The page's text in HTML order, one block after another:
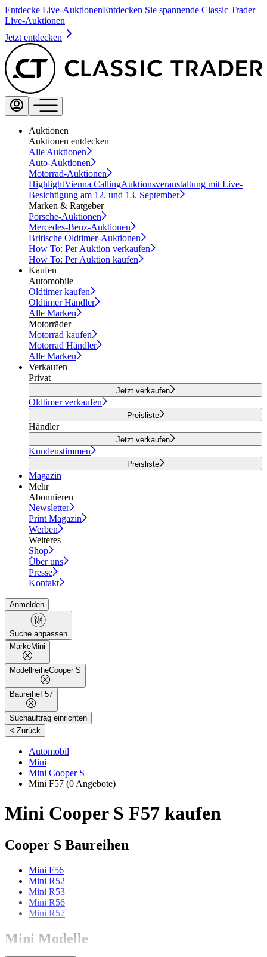
Entdecke Live-AuktionenEntdecken Sie spannende Classic Trader
Live-Auktionen
Jetzt entdecken
Auktionen
Auktionen entdecken
Alle Auktionen
Auto-Auktionen
Motorrad-Auktionen
HighlightVienna CallingAuktionsveranstaltung mit Live-
Besichtigung am 12. und 13. September
Marken & Ratgeber
Porsche-Auktionen
Mercedes-Benz-Auktionen
Britische Oldtimer-Auktionen
How To: Per Auktion verkaufen
How To: Per Auktion kaufen
Kaufen
Automobile
Oldtimer kaufen
Oldtimer Händler
Alle Marken
Motorräder
Motorrad kaufen
Motorrad Händler
Alle Marken
Verkaufen
Privat
Jetzt verkaufen
Oldtimer verkaufen
Preisliste
Händler
Jetzt verkaufen
Kundenstimmen
Preisliste
Magazin
Mehr
Abonnieren
Newsletter
Print Magazin
Werben
Weiteres
Shop
Über uns
Presse
Kontakt
Anmelden
Suche anpassen
MarkeMini
ModellreiheCooper S
BaureiheF57
Suchauftrag einrichten
< Zurück |
Automobil
Mini
Mini Cooper S
Mini F57 (0 Angebote)
Mini Cooper S F57 kaufen
Cooper S Baureihen
Mini F56
Mini R52
Mini R53
Mini R56
Mini R57
Mini Modelle